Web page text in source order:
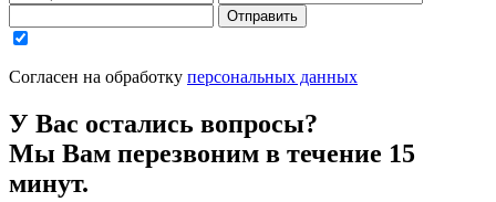
Отправить
Согласен на обработку персональных данных
У Вас остались вопросы?
Мы Вам перезвоним в течение 15
минут.